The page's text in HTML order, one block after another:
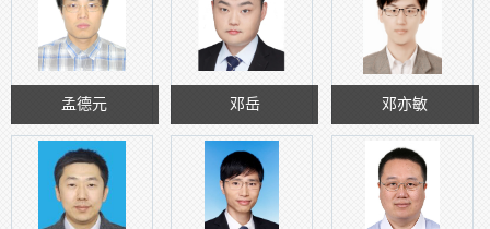
孟德元 邓岳 邓亦敏